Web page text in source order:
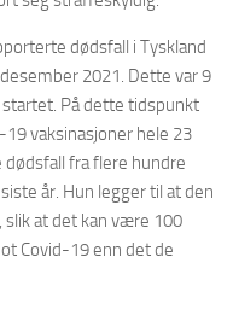
dødsfall i Tyskland
2021. Dette var 9
På dette tidspunkt
vaksinasjoner hele 23
fra flere hundre
år. Hun legger til at den
at det kan være 100
Covid-19 enn det de